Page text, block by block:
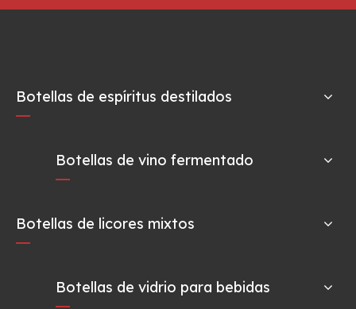
Botellas de espíritus destilados
Botellas de vino fermentado
Botellas de licores mixtos
Botellas de vidrio para bebidas